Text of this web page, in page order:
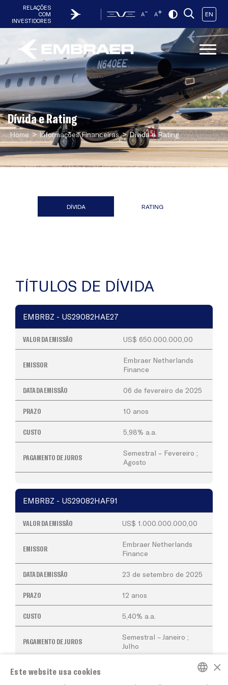
RELAÇÕES
COM
INVESTIDORES
A- A+ EN
Dívida e Rating
Home > Informações Financeiras > Dívida e Rating
DÍVIDA RATING
TÍTULOS DE DÍVIDA
EMBRBZ - US29082HAE27
VALOR DA EMISSÃO US$ 650.000.000,00
EMISSOR
Embraer Netherlands
Finance
DATA DA EMISSÃO 06 de fevereiro de 2025
PRAZO 10 anos
CUSTO 5,98% a.a.
PAGAMENTO DE JUROS
Semestral – Fevereiro ;
Agosto
EMBRBZ - US29082HAF91
VALOR DA EMISSÃO US$ 1.000.000.000,00
EMISSOR
Embraer Netherlands
Finance
DATA DA EMISSÃO 23 de setembro de 2025
PRAZO 12 anos
CUSTO 5,40% a.a.
PAGAMENTO DE JUROS
Semestral – Janeiro ;
Julho
×
Este website usa cookies